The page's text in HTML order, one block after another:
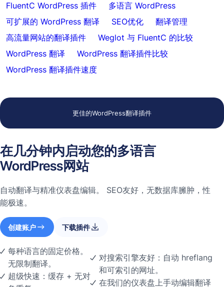
FluentC WordPress 插件
多语言 WordPress
可扩展的 WordPress 翻译
SEO优化
翻译管理
高流量网站的翻译插件
Weglot 与 FluentC 的比较
WordPress 翻译
WordPress 翻译插件比较
WordPress 翻译插件速度
更佳的WordPress翻译插件
在几分钟内启动您的多语言
WordPress网站
自动翻译与精准仪表盘编辑。 SEO友好，无数据库臃肿，性
能极速。
创建账户 下载插件
每种语言的固定价格。
无限制翻译。
超级快速：缓存 + 无对
对搜索引擎友好：自动 hreflang
和可索引的网址。
在我们的仪表盘上手动编辑翻译